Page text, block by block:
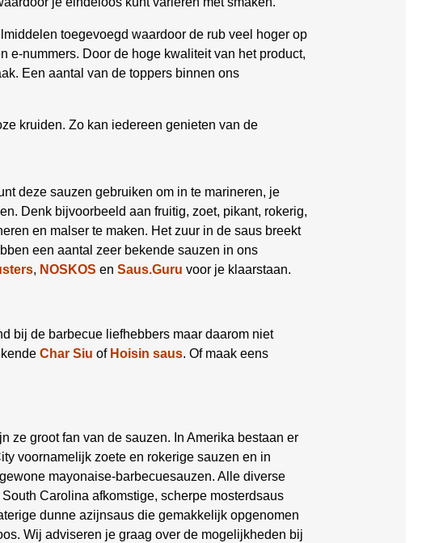
toegevoegd waardoor de rub veel hoger op
e-nummers. Door de hoge kwaliteit van het product,
Een aantal van de toppers binnen ons
kruiden. Zo kan iedereen genieten van de
deze sauzen gebruiken om in te marineren, je
Denk bijvoorbeeld aan fruitig, zoet, pikant, rokerig,
en malser te maken. Het zuur in de saus breekt
een aantal zeer bekende sauzen in ons
, NOSKOS en Saus.Guru voor je klaarstaan.
bij de barbecue liefhebbers maar daarom niet
Char Siu of Hoisin saus. Of maak eens
ze groot fan van de sauzen. In Amerika bestaan er
voornamelijk zoete en rokerige sauzen en in
mayonaise-barbecuesauzen. Alle diverse
Carolina afkomstige, scherpe mosterdsaus
dunne azijnsaus die gemakkelijk opgenomen
Wij adviseren je graag over de mogelijkheden bij